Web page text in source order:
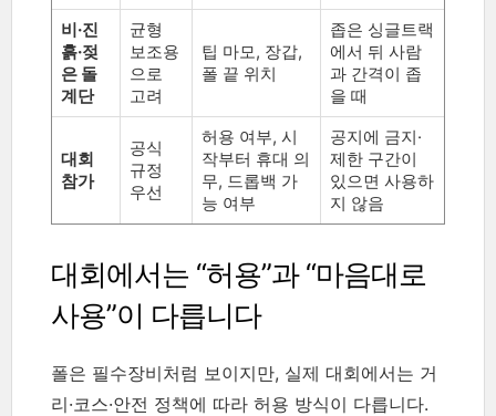
비·진
흙·젖
은 돌
계단
균형
보조용
으로
고려
팁 마모, 장갑,
폴 끝 위치
좁은 싱글트랙
에서 뒤 사람
과 간격이 좁
을 때
대회
참가
공식
규정
우선
허용 여부, 시
작부터 휴대 의
무, 드롭백 가
능 여부
공지에 금지·
제한 구간이
있으면 사용하
지 않음
대회에서는 “허용”과 “마음대로
사용”이 다릅니다
폴은 필수장비처럼 보이지만, 실제 대회에서는 거
리·코스·안전 정책에 따라 허용 방식이 다릅니다.